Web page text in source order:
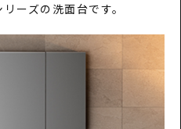
ーズの洗面台です。